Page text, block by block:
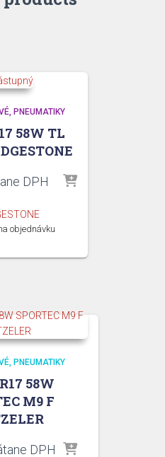
PNEUMATIKY
58W TL
DPH
objednávku
PNEUMATIKY
58W
M9 F
DPH